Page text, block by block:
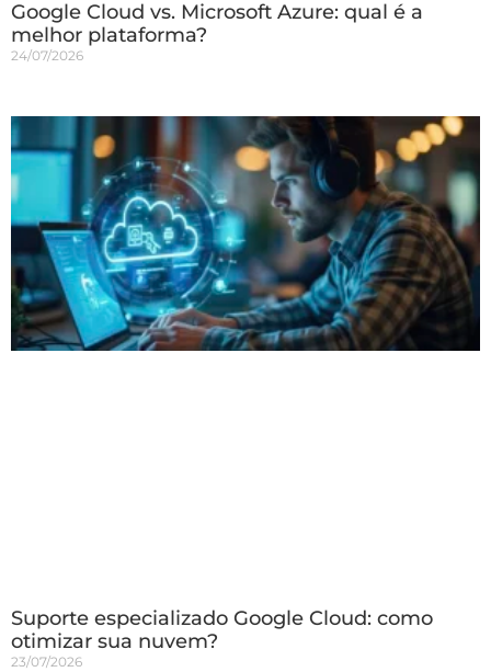
Google Cloud vs. Microsoft Azure: qual é a
melhor plataforma?
24/07/2026
Suporte especializado Google Cloud: como
otimizar sua nuvem?
23/07/2026